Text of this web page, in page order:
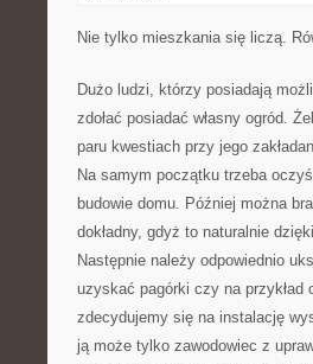
Nie tylko mieszkania się liczą.
Dużo ludzi, którzy posiadają
zdołać posiadać własny ogród.
paru kwestiach przy jego
Na samym początku trzeba
budowie domu. Później można
dokładny, gdyż to naturalnie
Następnie należy odpowiednio
uzyskać pagórki czy na
zdecydujemy się na instalację
ją może tylko zawodowiec z